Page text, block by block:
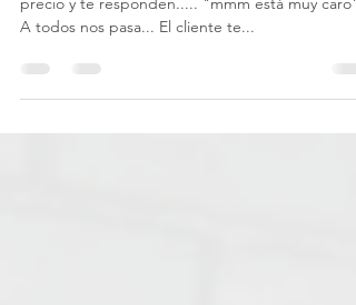
¿Te ha pasado que te piden información, le das
A todos nos pasa... El cliente te...